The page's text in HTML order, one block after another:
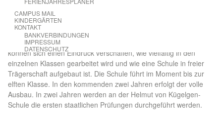
CAMPUS MAIL
KINDERGÄRTEN
KONTAKT
BANKVERBINDUNGEN
IMPRESSUM
DATENSCHUTZ
ins Gespräch kommen. Hier wird gezeigt, wie Waldorfschule
funktioniert. Lehrplan und selbst erarbeitete Hefte und
Präsentationsstücke der Schüler aus den Unterrichten der
verschiedenen elf Klassenstufen sind zu sehen. Die Besucher
können sich einen Eindruck verschaffen, wie vielfältig in den
einzelnen Klassen gearbeitet wird und wie eine Schule in freier
Trägerschaft aufgebaut ist. Die Schule führt im Moment bis zur
elften Klasse. In den kommenden zwei Jahren erfolgt der volle
Ausbau. In zwei Jahren werden an der Helmut von Kügelgen-
Schule die ersten staatlichen Prüfungen durchgeführt werden.